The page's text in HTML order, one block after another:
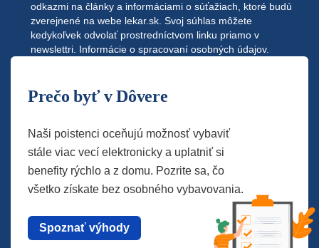
odkazmi na články a informáciami o súťažiach, ktoré budú
zverejnené na webe lekar.sk. Svoj súhlas môžete
kedykoľvek odvolať prostredníctvom linku priamo v
newslettri. Informácie o spracovaní osobných údajov.
Prečo byť v Dôvere
Naši poistenci oceňujú možnosť vybaviť
stále viac vecí elektronicky a uplatniť si
benefity rýchlo a z domu. Pozrite sa, čo
všetko získate bez osobného vybavovania.
Spoznať výhody